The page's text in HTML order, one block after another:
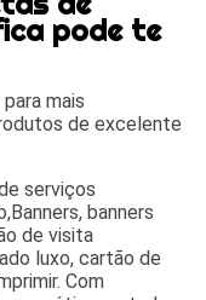
pode te
mais
de excelente
serviços
banners
de visita
luxo, cartão de
Com